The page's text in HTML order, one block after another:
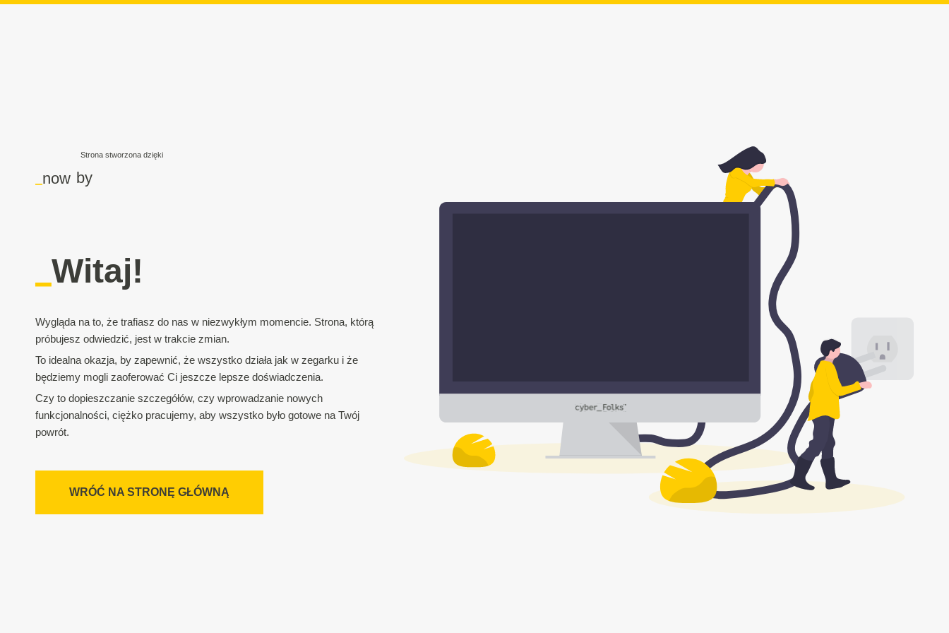
Strona stworzona dzięki
now by
Witaj!
Wygląda na to, że trafiasz do nas w niezwykłym momencie. Strona, którą
próbujesz odwiedzić, jest w trakcie zmian.
To idealna okazja, by zapewnić, że wszystko działa jak w zegarku i że
będziemy mogli zaoferować Ci jeszcze lepsze doświadczenia.
Czy to dopieszczanie szczegółów, czy wprowadzanie nowych
funkcjonalności, ciężko pracujemy, aby wszystko było gotowe na Twój
powrót.
WRÓĆ NA STRONĘ GŁÓWNĄ